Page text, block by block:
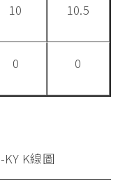
10 10.5
0 0
K線圖